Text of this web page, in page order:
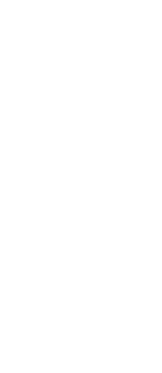
ДЕНЬ
уникальная
успешную
путь
менеджера
срок!
плата
баллов